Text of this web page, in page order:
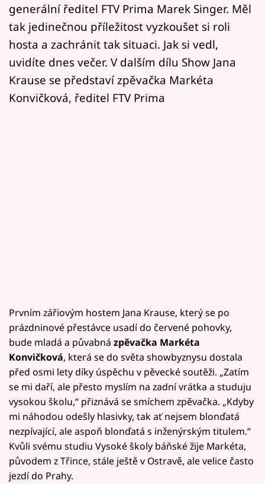
generální ředitel FTV Prima Marek Singer. Měl
tak jedinečnou příležitost vyzkoušet si roli
hosta a zachránit tak situaci. Jak si vedl,
uvidíte dnes večer. V dalším dílu Show Jana
Krause se představí zpěvačka Markéta
Konvičková, ředitel FTV Prima
Prvním zářiovým hostem Jana Krause, který se po
prázdninové přestávce usadí do červené pohovky,
bude mladá a půvabná zpěvačka Markéta
Konvičková, která se do světa showbyznysu dostala
před osmi lety díky úspěchu v pěvecké soutěži. „Zatím
se mi daří, ale přesto myslím na zadní vrátka a studuju
vysokou školu,“ přiznává se smíchem zpěvačka. „Kdyby
mi náhodou odešly hlasivky, tak ať nejsem blonďatá
nezpívající, ale aspoň blonďatá s inženýrským titulem.“
Kvůli svému studiu Vysoké školy báňské žije Markéta,
původem z Třince, stále ještě v Ostravě, ale velice často
jezdí do Prahy.